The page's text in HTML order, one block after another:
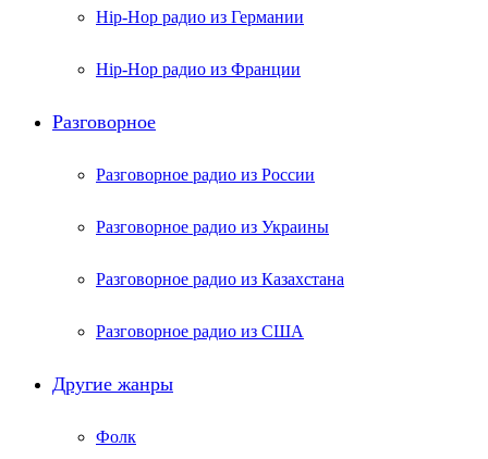
Hip-Hop радио из Германии
Hip-Hop радио из Франции
Разговорное
Разговорное радио из России
Разговорное радио из Украины
Разговорное радио из Казахстана
Разговорное радио из США
Другие жанры
Фолк